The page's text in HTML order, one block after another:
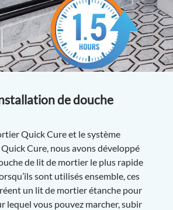
de douche
Quick Cure et le système
Cure, nous avons développé
de lit de mortier le plus rapide
sont utilisés ensemble, ces
un lit de mortier étanche pour
lequel vous pouvez marcher, subir